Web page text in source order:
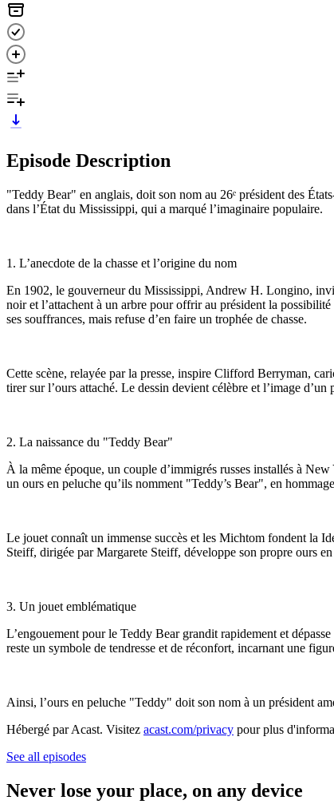
Episode Description
"Teddy Bear" en anglais, doit son nom au 26ᵉ président des
dans l’État du Mississippi, qui a marqué l’imaginaire populaire.
1. L’anecdote de la chasse et l’origine du nom
En 1902, le gouverneur du Mississippi, Andrew H. Longino,
noir et l’attachent à un arbre pour offrir au président la
ses souffrances, mais refuse d’en faire un trophée de chasse.
Cette scène, relayée par la presse, inspire Clifford Berryman,
tirer sur l’ours attaché. Le dessin devient célèbre et l’image
2. La naissance du "Teddy Bear"
À la même époque, un couple d’immigrés russes installés à
un ours en peluche qu’ils nomment "Teddy’s Bear", en
Le jouet connaît un immense succès et les Michtom fondent la
Steiff, dirigée par Margarete Steiff, développe son propre ours
3. Un jouet emblématique
L’engouement pour le Teddy Bear grandit rapidement et
reste un symbole de tendresse et de réconfort, incarnant une
Ainsi, l’ours en peluche "Teddy" doit son nom à un président
Hébergé par Acast. Visitez acast.com/privacy pour plus
See all episodes
Never lose your place, on any device